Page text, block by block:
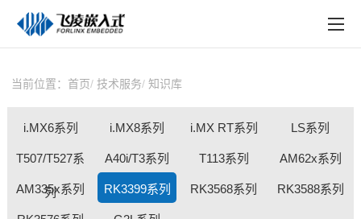
方案定制
在线购买
当前位置： 首页 技术服务 知识库
i.MX6系列 i.MX8系列 i.MX RT系列 LS系列
T507/T527系
列
A40i/T3系列 T113系列 AM62x系列
AM335x系列 RK3399系列 RK3568系列 RK3588系列